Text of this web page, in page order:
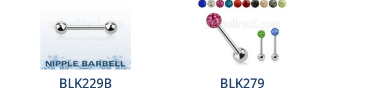
BLK229B
BLK279